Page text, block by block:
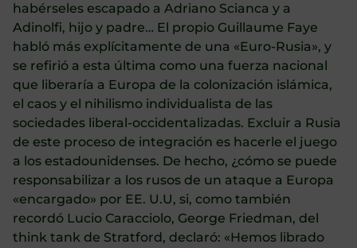
habérseles escapado a Adriano Scianca y a
Adinolfi, hijo y padre… El propio Guillaume Faye
habló más explícitamente de una «Euro-Rusia», y
se refirió a esta última como una fuerza nacional
que liberaría a Europa de la colonización islámica,
el caos y el nihilismo individualista de las
sociedades liberal-occidentalizadas. Excluir a Rusia
de este proceso de integración es hacerle el juego
a los estadounidenses. De hecho, ¿cómo se puede
responsabilizar a los rusos de un ataque a Europa
«encargado» por EE. U.U, si, como también
recordó Lucio Caracciolo, George Friedman, del
think tank de Stratford, declaró: «Hemos librado